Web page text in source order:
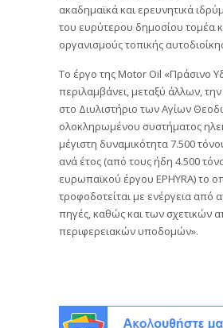
ακαδημαϊκά και ερευνητικά
του ευρύτερου δημοσίου τομέα
οργανισμούς τοπικής
Το έργο της Motor Oil «Πράσινο
περιλαμβάνει, μεταξύ άλλων,
στο Διυλιστήριο των Αγίων
ολοκληρωμένου συστήματος
μέγιστη δυναμικότητα 7.500
ανά έτος (από τους ήδη 4.500
ευρωπαϊκού έργου EPHYRA) το
τροφοδοτείται με ενέργεια από
πηγές, καθώς και των σχετικών
περιφερειακών υποδομών».